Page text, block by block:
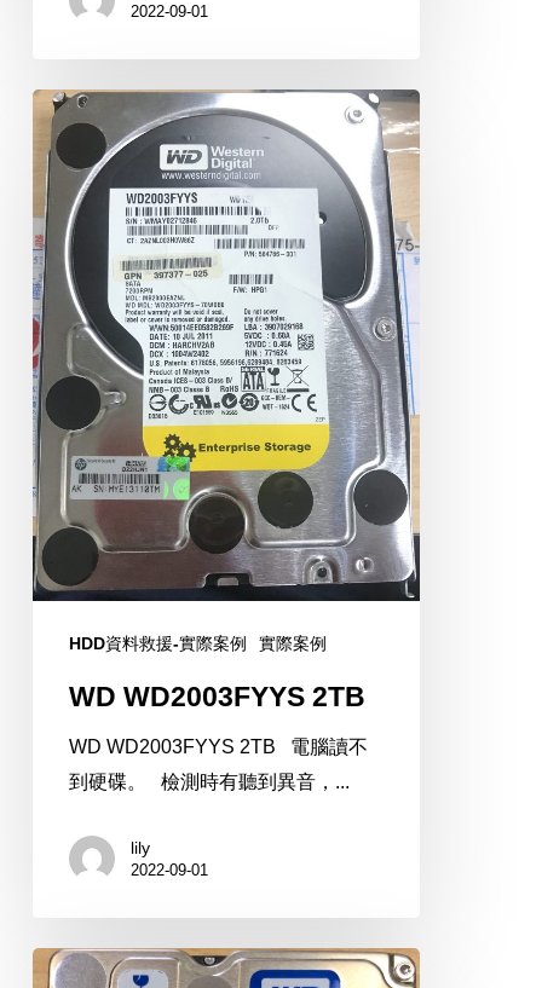
2022-09-01
WD
WD2003FYYS
2TB
HDD資料救援-實際案例 實際案例
WD WD2003FYYS 2TB
WD WD2003FYYS 2TB 電腦讀不
到硬碟。 檢測時有聽到異音，...
lily
2022-09-01
WD